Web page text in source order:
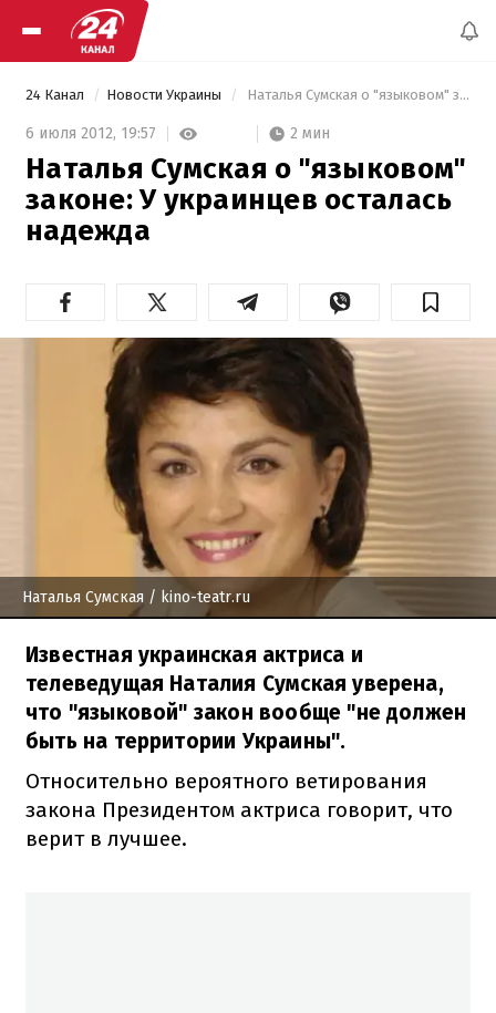
24 Канал Новости Украины Наталья Сумская о "языковом" законе: У украинцев осталась надежда
6 июля 2012, 19:57 2 мин
Наталья Сумская о "языковом"
законе: У украинцев осталась
надежда
Наталья Сумская / kino-teatr.ru
Известная украинская актриса и
телеведущая Наталия Сумская уверена,
что "языковой" закон вообще "не должен
быть на территории Украины".
Относительно вероятного ветирования
закона Президентом актриса говорит, что
верит в лучшее.